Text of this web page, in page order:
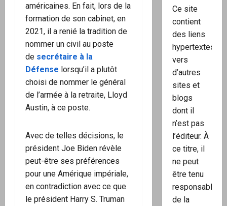
américaines. En fait, lors de la
formation de son cabinet, en
2021, il a renié la tradition de
nommer un civil au poste
de secrétaire à la
Défense lorsqu’il a plutôt
choisi de nommer le général
de l’armée à la retraite, Lloyd
Austin, à ce poste.
Avec de telles décisions, le
président Joe Biden révèle
peut-être ses préférences
pour une Amérique impériale,
en contradiction avec ce que
le président Harry S. Truman
Ce site
contient
des liens
hypertextes
vers
d’autres
sites et
blogs
dont il
n’est pas
l’éditeur. À
ce titre, il
ne peut
être tenu
responsable
de la